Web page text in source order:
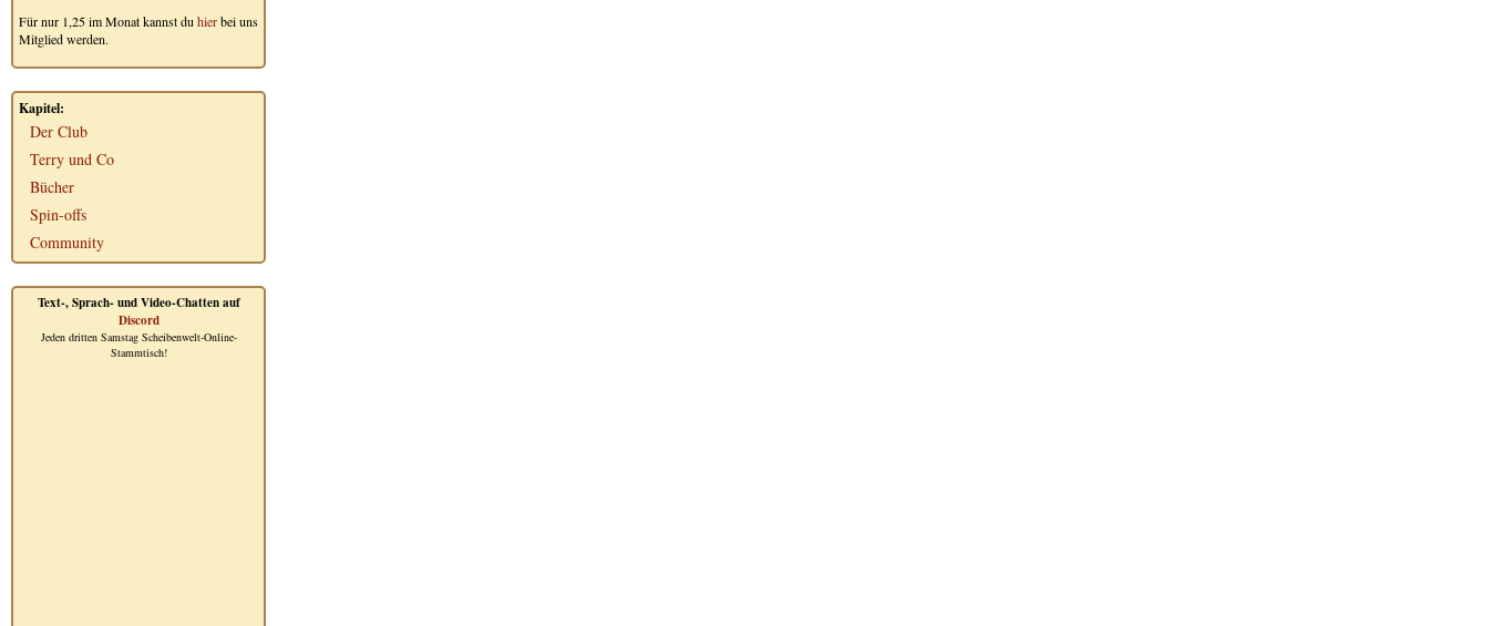
Für nur 1,25 im Monat kannst du hierbei uns
Mitglied werden.
Kapitel:
Der Club
Terry und Co
Bücher
Spin-offs
Community
Text-, Sprach- und Video-Chatten auf
Discord
Jeden dritten Samstag Scheibenwelt-Online-
Stammtisch!